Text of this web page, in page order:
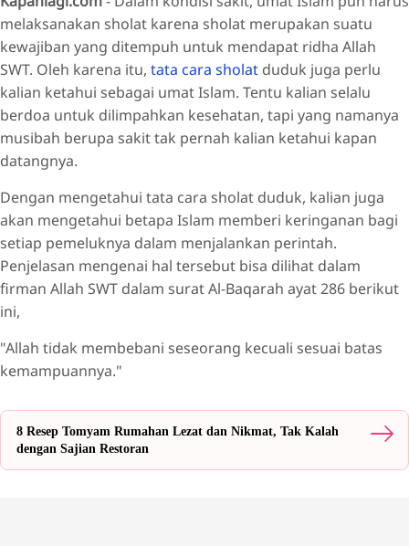
melaksanakan sholat karena sholat merupakan suatu
kewajiban yang ditempuh untuk mendapat ridha Allah
SWT. Oleh karena itu, tata cara sholat duduk juga perlu
kalian ketahui sebagai umat Islam. Tentu kalian selalu
berdoa untuk dilimpahkan kesehatan, tapi yang namanya
musibah berupa sakit tak pernah kalian ketahui kapan
datangnya.
Dengan mengetahui tata cara sholat duduk, kalian juga
akan mengetahui betapa Islam memberi keringanan bagi
setiap pemeluknya dalam menjalankan perintah.
Penjelasan mengenai hal tersebut bisa dilihat dalam
firman Allah SWT dalam surat Al-Baqarah ayat 286 berikut
ini,
"Allah tidak membebani seseorang kecuali sesuai batas
kemampuannya."
8 Resep Tomyam Rumahan Lezat dan Nikmat, Tak Kalah
dengan Sajian Restoran